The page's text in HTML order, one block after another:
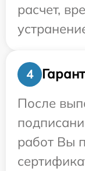
расчет,
4
После
работ Вы